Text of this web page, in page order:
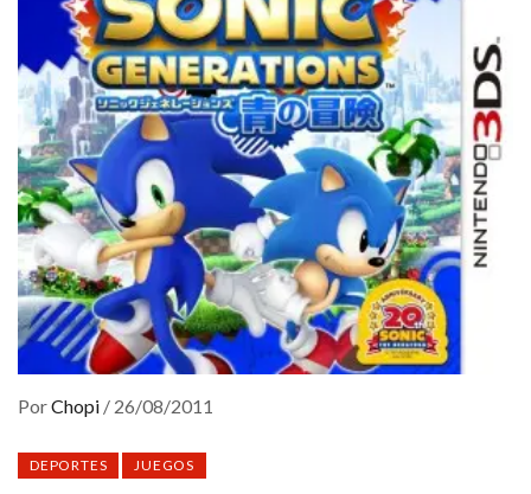
PorChopi / 26/08/2011
DEPORTES JUEGOS